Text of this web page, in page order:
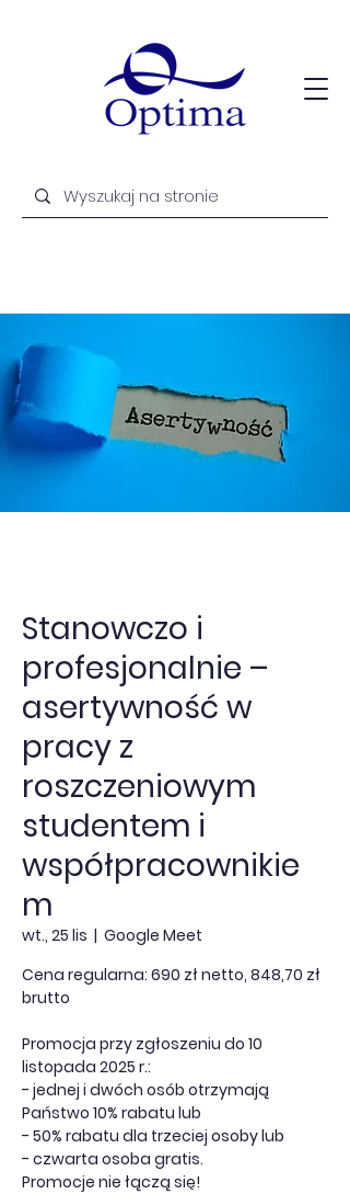
Stanowczo i
profesjonalnie –
asertywność w
pracy z
roszczeniowym
studentem i
współpracownikie
m
wt., 25 lis
  |
Google Meet
Cena regularna: 690 zł netto, 848,70 zł
brutto
Promocja przy zgłoszeniu do 10
listopada 2025 r.:
- jednej i dwóch osób otrzymają
Państwo 10% rabatu lub
- 50% rabatu dla trzeciej osoby lub
- czwarta osoba gratis.
Promocje nie łączą się!